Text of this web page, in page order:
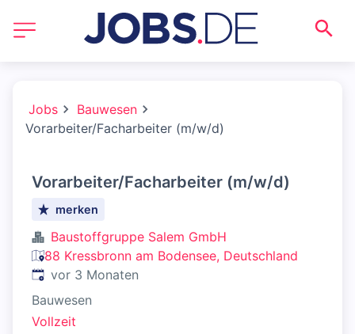
Jobs
Bauwesen
Vorarbeiter/Facharbeiter (m/w/d)
Vorarbeiter/Facharbeiter (m/w/d)
merken
Baustoffgruppe Salem GmbH
88 Kressbronn am Bodensee, Deutschland
Veröffentlicht:
vor 3 Monaten
Bauwesen
Vollzeit